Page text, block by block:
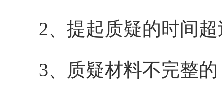
2、提起质疑的时间
3、质疑材料不完整的